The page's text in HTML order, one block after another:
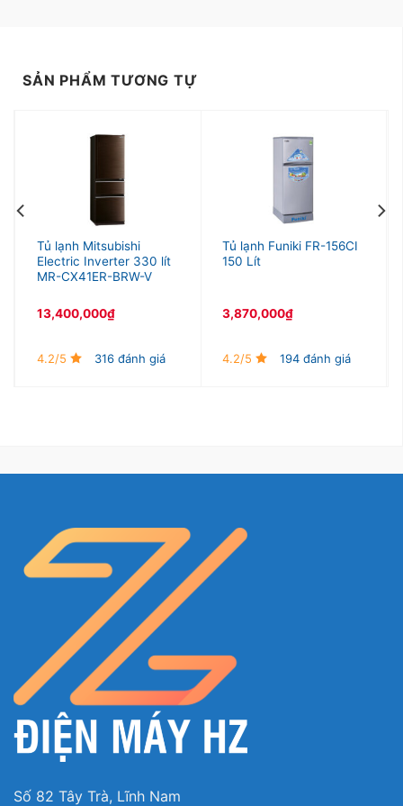
SẢN PHẨM TƯƠNG TỰ
Tủ lạnh Mitsubishi
Electric Inverter 330 lít
MR-CX41ER-BRW-V
13,400,000₫
4.2/5 316 đánh giá
Tủ lạnh Funiki FR-156CI
150 Lít
3,870,000₫
4.2/5 194 đánh giá
Số 82 Tây Trà, Lĩnh Nam